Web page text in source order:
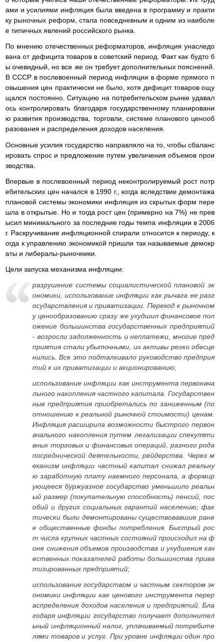
ами и усилиями инфляция была введена в программу и практи
ку рыночных реформ, стала повседневным и одним из наиболе
е типичных явлений российского рынка.
По мнению отечественных реформаторов, инфляция унаследо
вана от дефицита товаров в советский период. Факт как будто б
ы очевидный, но все же он требует дополнительных пояснений.
В СССР в послевоенный период инфляции в форме прямого п
овышения цен практически не было, хотя дефицит товаров ощу
щался постоянно. Ситуацию на потребительском рынке удавал
ось контролировать благодаря государственному планировани
ю развития производства, торговли, системе планового ценооб
разования и распределения доходов населения.
Основные усилия государство направляло на то, чтобы сбаланс
ировать спрос и предложение путем увеличения объемов прои
зводства.
Впервые в послевоенный период неконтролируемый рост потр
ебительских цен начался в 1990 г., когда вследствие демонтажа
плановой системы экономики инфляция из скрытых форм пере
шла в открытые. Но и тогда рост цен (примерно на 7%) не прев
ысил минимального за последние годы темпа инфляции в 2006
г. Раскручивание инфляционной спирали относится к периоду, к
огда к управлению экономикой пришли так называемые демокр
аты и либералы-рыночники.
Цели запуска механизма инфляции:
разрушение системы социалистической плановой эк
ономики, использование инфляции как рычага ее разг
осударствления и приватизации. Переход к рыночном
у ценообразованию сразу же ухудшил финансовое пол
ожение большинства государственных предприятий
- возросли задолженность и неплатежи, многие пред
приятия стали убыточными, их активы резко обесце
нились. Все это подталкивало руководство предприя
тий к их приватизации и акционированию;
использование инфляции как инструмента первонача
льного накопления частного капитала. Государствен
ные предприятия приобретались по заниженным (по
отношению к реальной рыночной стоимости) ценам.
Инфляция расширила возможности быстрого первон
ачального накопления путем легализации спекуляти
вных торговых и финансовых операций, разного рода
посреднической деятельности, рейдерства. Через м
еханизм инфляции частный капитал снижал реальну
ю заработную плату наемного персонала, а формир
ующееся буржуазное государство уменьшило реальн
ый размер (покупательную способность) пенсий, пос
обий и других социальных гарантий населению; фак
тически были демонтированы существовавшие ране
е общественные фонды потребления. Быстрый рос
т числа крупных частных состояний происходил на ф
оне снижения объемов производства и ухудшения кач
ественных показателей работы большинства прива
тизированных предприятий;
использование государством и частным сектором эк
ономики инфляции как ценового инструмента перер
аспределения доходов населения и предприятий. Бла
годаря инфляции государство получает дополнител
ьный инфляционный налог, уплачиваемый потребите
лями товаров и услуг. При уровне инфляции один про